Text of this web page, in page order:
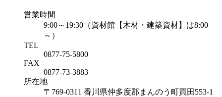
営業時間
9:00～19:30（資材館【木材・建築資材】は8:00
～）
TEL
0877-75-5800
FAX
0877-73-3883
所在地
〒769-0311 香川県仲多度郡まんのう町買田553-1